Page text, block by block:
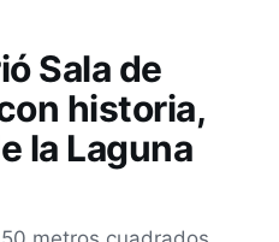
Sala de
historia,
la Laguna